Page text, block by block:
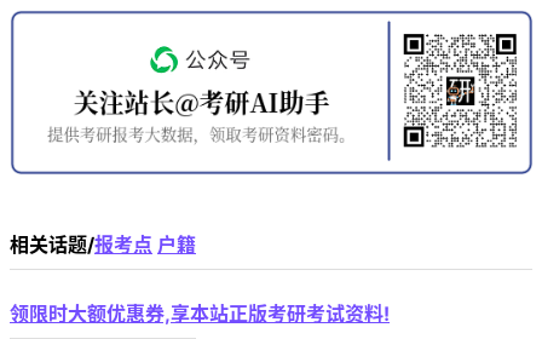
相关话题/报考点 户籍
领限时大额优惠券,享本站正版考研考试资料!